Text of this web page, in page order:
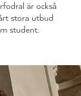
är också
stora utbud
student.